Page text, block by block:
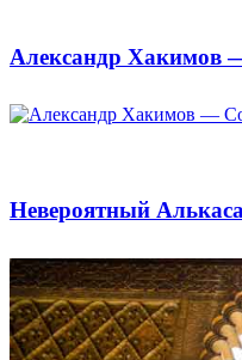
Александр Хакимов
Невероятный